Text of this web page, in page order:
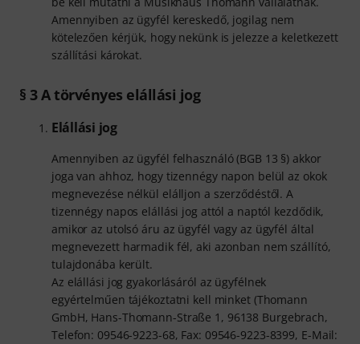
Amennyiben az ügyfél kereskedő, jogilag nem
kötelezően kérjük, hogy nekünk is jelezze a keletkezett
szállítási károkat.
§ 3 A törvényes elállási jog
Elállási jog
Amennyiben az ügyfél felhasználó (BGB 13 §) akkor
joga van ahhoz, hogy tizennégy napon belül az okok
megnevezése nélkül elálljon a szerződéstől. A
tizennégy napos elállási jog attól a naptól kezdődik,
amikor az utolsó áru az ügyfél vagy az ügyfél által
megnevezett harmadik fél, aki azonban nem szállító,
tulajdonába került.
Az elállási jog gyakorlásáról az ügyfélnek
egyértelműen tájékoztatni kell minket (Thomann
GmbH, Hans-Thomann-Straße 1, 96138 Burgebrach,
Telefon: 09546-9223-68, Fax: 09546-9223-8399, E-Mail: